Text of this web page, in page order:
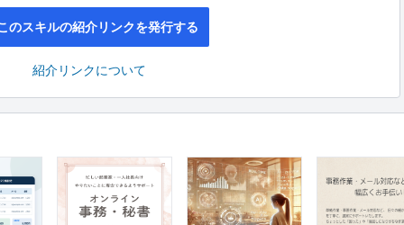
のスキルの紹介リンクを発行する
紹介リンクについて